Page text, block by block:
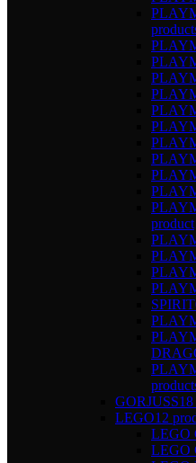
product
SPIRIT
GORJUSS
LEGO12
LEGO
LEGO